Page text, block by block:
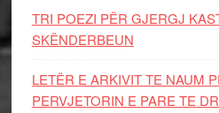
TRI POEZI PËR GJERGJ
SKËNDERBEUN
LETËR E ARKIVIT TE NAUM
PERVJETORIN E PARE TE